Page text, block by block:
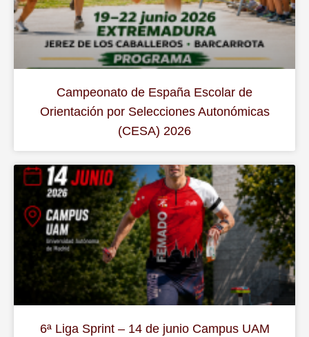
Campeonato de España Escolar de
Orientación por Selecciones Autonómicas
(CESA) 2026
6ª Liga Sprint – 14 de junio Campus UAM